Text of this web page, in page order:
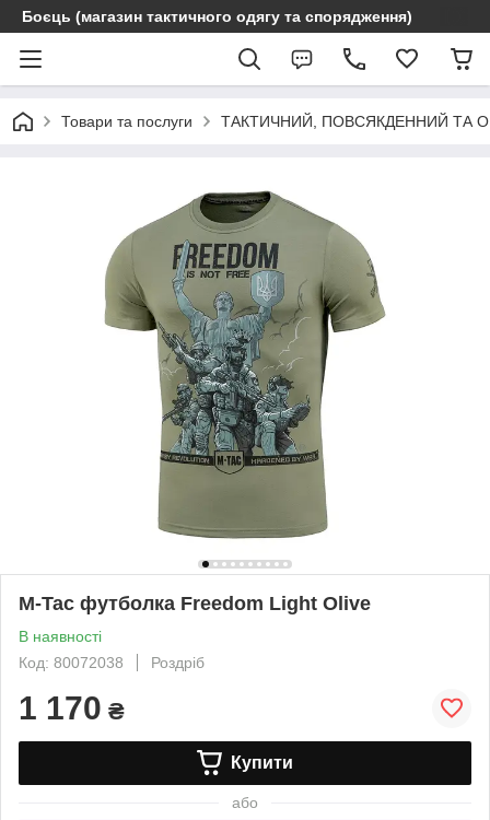
Боєць (магазин тактичного одягу та спорядження)
Товари та послуги ТАКТИЧНИЙ, ПОВСЯКДЕННИЙ ТА
M-Tac футболка Freedom Light Olive
В наявності
Код: 80072038
Роздріб
1 170 ₴
Купити
або